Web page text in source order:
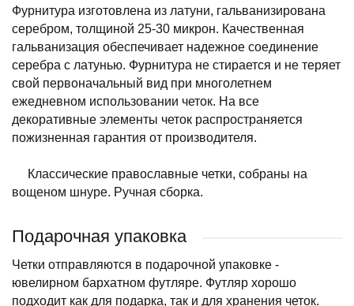
Фурнитура изготовлена из латуни, гальванизирована
серебром, толщиной 25-30 микрон. Качественная
гальванизация обеспечивает надежное соединение
серебра с латунью. Фурнитура не стирается и не теряет
свой первоначальный вид при многолетнем
ежедневном использовании четок. На все
декоративные элементы четок распространяется
пожизненная гарантия от производителя.
Классические православные четки, собраны на
вощеном шнуре. Ручная сборка.
Подарочная упаковка
Четки отправляются в подарочной упаковке -
ювелирном бархатном футляре. Футляр хорошо
подходит как для подарка, так и для хранения четок.